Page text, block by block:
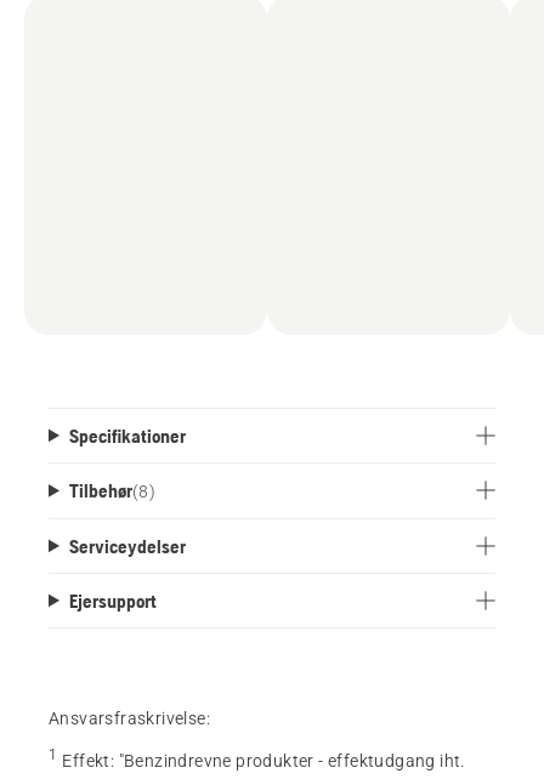
Specifikationer
Tilbehør(8)
Serviceydelser
Ejersupport
Ansvarsfraskrivelse:
1 Effekt: "Benzindrevne produkter - effektudgang iht.